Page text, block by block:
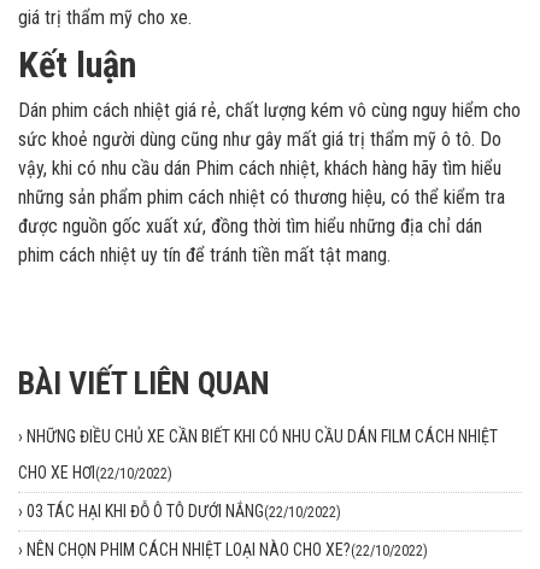
giá trị thẩm mỹ cho xe.
Kết luận
Dán phim cách nhiệt giá rẻ, chất lượng kém vô cùng nguy hiểm cho
sức khoẻ người dùng cũng như gây mất giá trị thẩm mỹ ô tô. Do
vậy, khi có nhu cầu dán Phim cách nhiệt, khách hàng hãy tìm hiểu
những sản phẩm phim cách nhiệt có thương hiệu, có thể kiểm tra
được nguồn gốc xuất xứ, đồng thời tìm hiểu những địa chỉ dán
phim cách nhiệt uy tín để tránh tiền mất tật mang.
BÀI VIẾT LIÊN QUAN
› NHỮNG ĐIỀU CHỦ XE CẦN BIẾT KHI CÓ NHU CẦU DÁN FILM CÁCH NHIỆT
CHO XE HƠI (22/10/2022)
› 03 TÁC HẠI KHI ĐỖ Ô TÔ DƯỚI NẮNG(22/10/2022)
› NÊN CHỌN PHIM CÁCH NHIỆT LOẠI NÀO CHO XE?(22/10/2022)